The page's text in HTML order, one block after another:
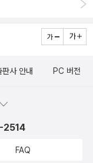
판사 안내 PC 버전
2514
FAQ